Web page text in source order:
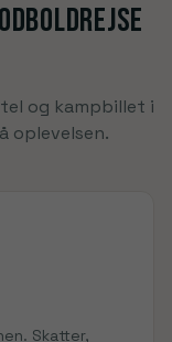
og kampbillet i
oplevelsen.
. Skatter,